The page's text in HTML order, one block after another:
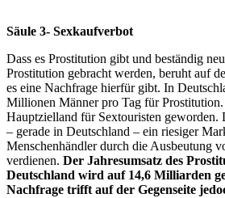
Säule 3- Sexkaufverbot
Dass es Prostitution gibt und beständig
Prostitution gebracht werden, beruht auf
es eine Nachfrage hierfür gibt. In
Millionen Männer pro Tag für
Hauptzielland für Sextouristen geworden.
– gerade in Deutschland – ein riesiger
Menschenhändler durch die Ausbeutung
verdienen. Der Jahresumsatz des
Deutschland wird auf 14,6 Milliarden
Nachfrage trifft auf der Gegenseite